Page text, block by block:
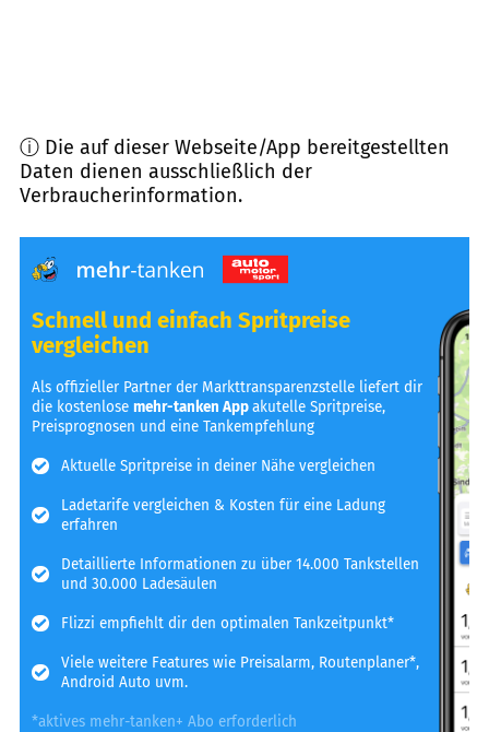
ⓘ Die auf dieser Webseite/App bereitgestellten
Daten dienen ausschließlich der
Verbraucherinformation.
Schnell und einfach Spritpreise
vergleichen
Als offizieller Partner der Markttransparenzstelle liefert dir
die kostenlosemehr-tanken Appakutelle Spritpreise,
Preisprognosen und eine Tankempfehlung
Aktuelle Spritpreise in deiner Nähe vergleichen
Ladetarife vergleichen & Kosten für eine Ladung
erfahren
Detaillierte Informationen zu über 14.000 Tankstellen
und 30.000 Ladesäulen
Flizzi empfiehlt dir den optimalen Tankzeitpunkt*
Viele weitere Features wie Preisalarm, Routenplaner*,
Android Auto uvm.
*aktives mehr-tanken+ Abo erforderlich